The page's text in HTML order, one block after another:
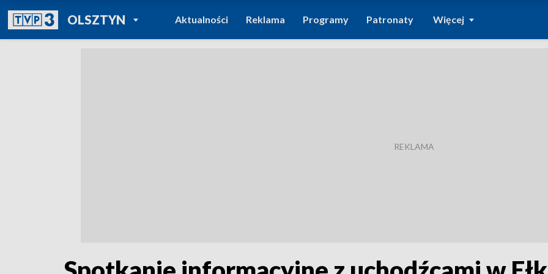
OLSZTYNPOWRÓT DO
TVP REGIONY
Aktualności Reklama Programy Patronaty Więcej